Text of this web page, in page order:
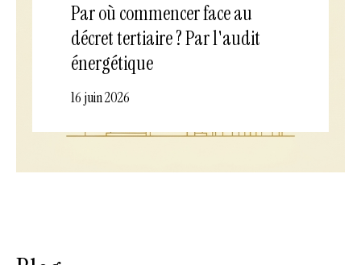
Par où commencer face au
décret tertiaire ? Par l'audit
énergétique
16 juin 2026